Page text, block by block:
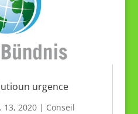
urgence
13, 2020| Conseil